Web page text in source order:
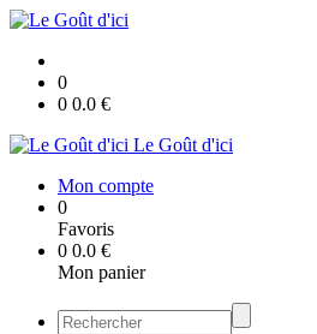
0
0 0.0 €
Le Goût d'ici
Mon compte
0
Favoris
0 0.0 €
Mon panier